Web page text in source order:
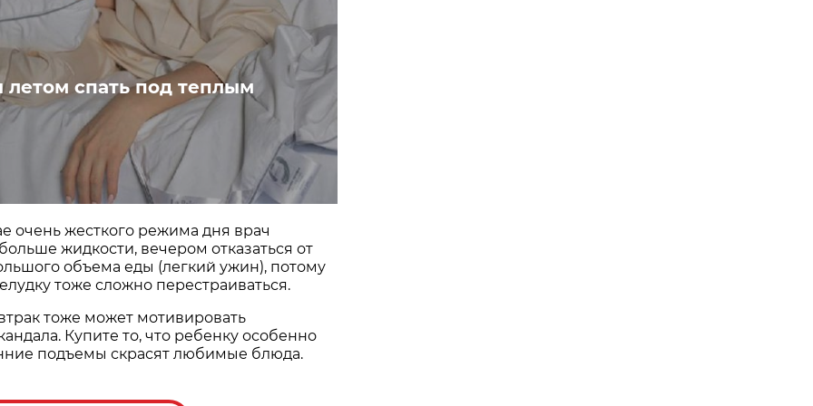
летом спать под теплым
очень жесткого режима дня врач
жидкости, вечером отказаться от
объема еды (легкий ужин), потому
тоже сложно перестраиваться.
тоже может мотивировать
Купите то, что ребенку особенно
подъемы скрасят любимые блюда.